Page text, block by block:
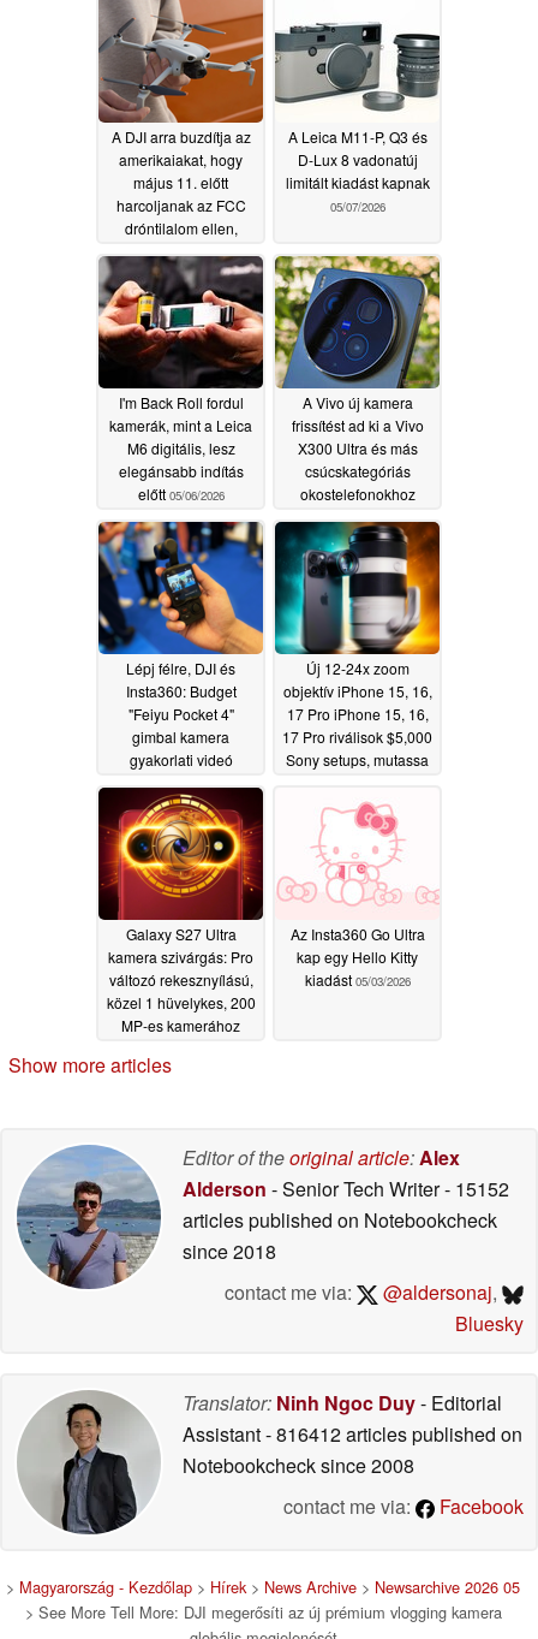
05/11/2026
A DJI arra buzdítja az
amerikaiakat, hogy
május 11. előtt
harcoljanak az FCC
dróntilalom ellen,
miközben figyelmeztet,
hogy az "veszélyes
hátrányban hagyja a
kritikus iparágakat"
05/09/2026
A Leica M11-P, Q3 és
D-Lux 8 vadonatúj
limitált kiadást kapnak
05/07/2026
I'm Back Roll fordul
kamerák, mint a Leica
M6 digitális, lesz
elegánsabb indítás
előtt 05/06/2026
A Vivo új kamera
frissítést ad ki a Vivo
X300 Ultra és más
csúcskategóriás
okostelefonokhoz
05/06/2026
Lépj félre, DJI és
Insta360: Budget
"Feiyu Pocket 4"
gimbal kamera
gyakorlati videó
mutatja az innovatív
designt05/05/2026
Új 12-24x zoom
objektív iPhone 15, 16,
17 Pro iPhone 15, 16,
17 Pro riválisok $5,000
Sony setups, mutassa
05/05/2026
Galaxy S27 Ultra
kamera szivárgás: Pro
változó rekesznyílású,
közel 1 hüvelykes, 200
MP-es kamerához
Az Insta360 Go Ultra
kap egy Hello Kitty
kiadást 05/03/2026
Show more articles
Editor of theoriginal article:Alex
Alderson - Senior Tech Writer- 15152
articles published on Notebookcheck
since 2018
contact me via:
@aldersonaj,
Bluesky
Translator: Ninh Ngoc Duy- Editorial
Assistant- 816412 articles published on
Notebookchecksince 2008
contact me via:
Facebook
> Magyarország - Kezdőlap > Hírek> News Archive > Newsarchive 2026 05
> See More Tell More: DJI megerősíti az új prémium vlogging kamera